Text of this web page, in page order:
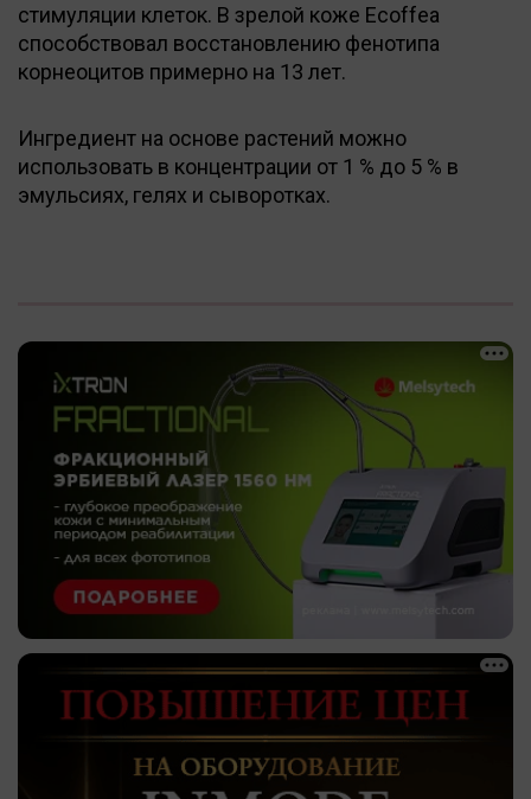
стимуляции клеток. В зрелой коже Ecoffea
способствовал восстановлению фенотипа
корнеоцитов примерно на 13 лет.
Ингредиент на основе растений можно
использовать в концентрации от 1 % до 5 % в
эмульсиях, гелях и сыворотках.